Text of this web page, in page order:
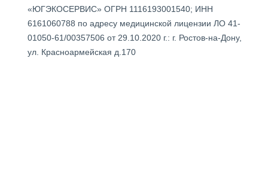
«ЮГЭКОСЕРВИС» ОГРН 1116193001540; ИНН
6161060788 по адресу медицинской лицензии ЛО 41-
01050-61/00357506 от 29.10.2020 г.: г. Ростов-на-Дону,
ул. Красноармейская д.170